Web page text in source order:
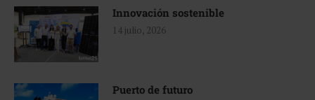
Innovación sostenible
14 julio, 2026
Puerto de futuro